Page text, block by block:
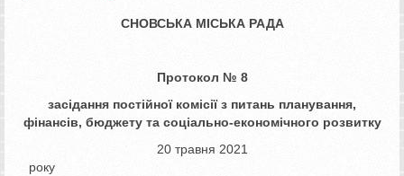
СНОВСЬКА МІСЬКА РАДА
Протокол № 8
засідання постійної комісіїз питань планування,
фінансів, бюджету та соціально-економічного розвитку
20 травня 2021
року